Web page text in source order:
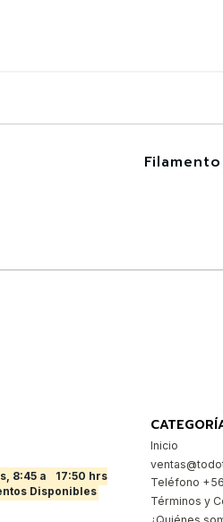
8:45 a
17:50 hrs
Disponibles
Inicio
Teléfono
Términos y